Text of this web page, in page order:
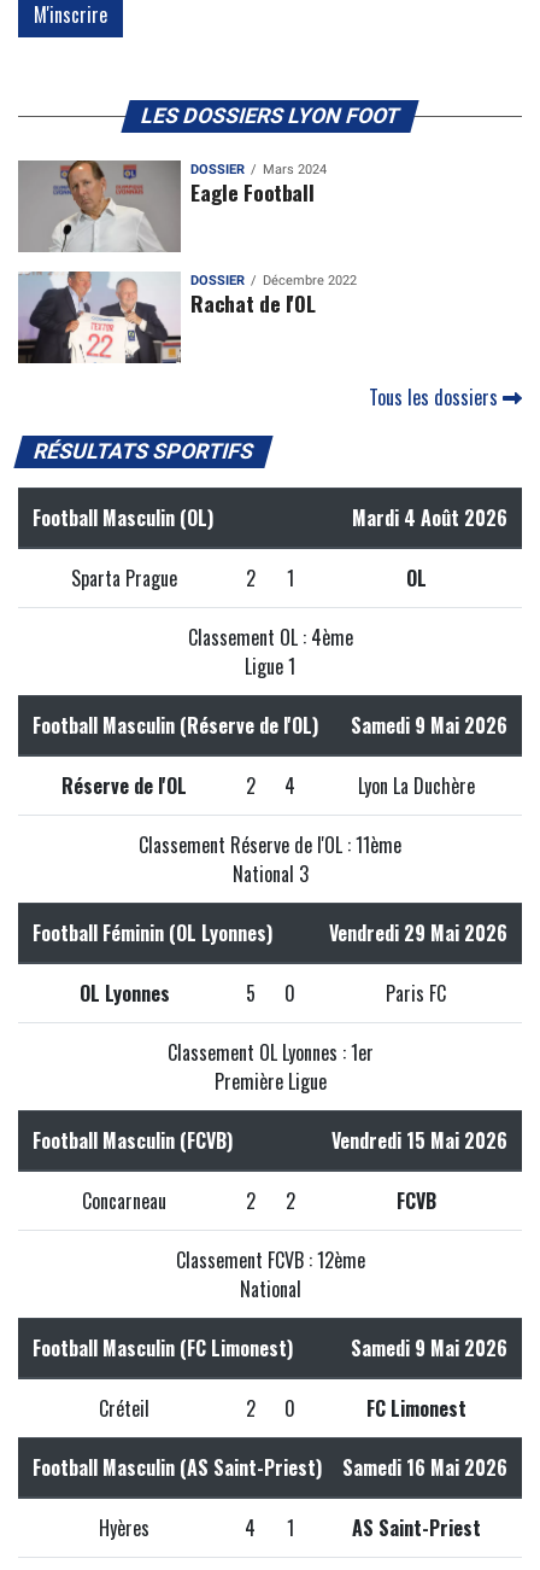
LES DOSSIERS LYON FOOT
DOSSIER Mars 2024
Eagle Football
DOSSIER Décembre 2022
Rachat de l'OL
Tous les dossiers
RÉSULTATS SPORTIFS
Football Masculin (OL) Mardi 4 Août 2026
Sparta Prague 2 1 OL
Classement OL : 4ème
Ligue 1
Football Masculin (Réserve de l'OL) Samedi 9 Mai 2026
Réserve de l'OL 2 4 Lyon La Duchère
Classement Réserve de l'OL : 11ème
National 3
Football Féminin (OL Lyonnes) Vendredi 29 Mai 2026
OL Lyonnes 5 0 Paris FC
Classement OL Lyonnes : 1er
Première Ligue
Football Masculin (FCVB) Vendredi 15 Mai 2026
Concarneau 2 2 FCVB
Classement FCVB : 12ème
National
Football Masculin (FC Limonest) Samedi 9 Mai 2026
Créteil 2 0 FC Limonest
Football Masculin (AS Saint-Priest) Samedi 16 Mai 2026
Hyères 4 1 AS Saint-Priest